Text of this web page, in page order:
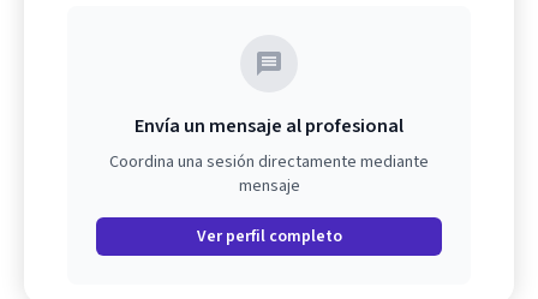
Envía un mensaje al profesional
Coordina una sesión directamente mediante
mensaje
Ver perfil completo